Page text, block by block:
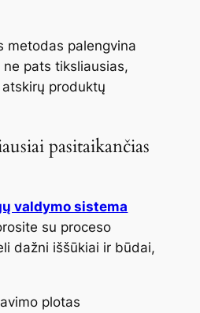
metodas palengvina
pats tiksliausias,
produktų
pasitaikančias
valdymo sistema
su proceso
dažni iššūkiai ir būdai,
plotas